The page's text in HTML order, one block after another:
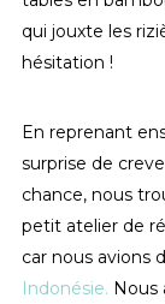
qui jouxte les
hésitation !
En reprenant
surprise de
chance, nous
petit atelier de
car nous avions
Indonésie. Nous